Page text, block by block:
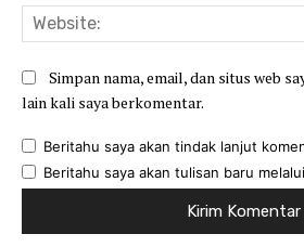
Simpan nama, email, dan situs web
lain kali saya berkomentar.
Beritahu saya akan tindak lanjut
Beritahu saya akan tulisan baru